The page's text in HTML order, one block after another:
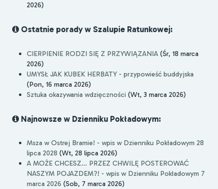
2026)
Ostatnie porady w Szalupie Ratunkowej:
CIERPIENIE RODZI SIĘ Z PRZYWIĄZANIA (Śr, 18 marca
2026)
UMYSŁ JAK KUBEK HERBATY - przypowieść buddyjska
(Pon, 16 marca 2026)
Sztuka okazywania wdzięczności (Wt, 3 marca 2026)
Najnowsze w Dzienniku Pokładowym:
Msza w Ostrej Bramie! - wpis w Dzienniku Pokładowym 28
lipca 2028 (Wt, 28 lipca 2026)
A MOŻE CHCESZ... PRZEZ CHWILĘ POSTEROWAĆ
NASZYM POJAZDEM?! - wpis w Dzienniku Pokładowym 7
marca 2026 (Sob, 7 marca 2026)